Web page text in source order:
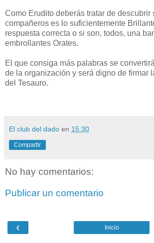
Como Erudito deberás tratar de descubrir
compañeros es lo suficientemente
respuesta correcta o si son, todos, una
embrollantes Orates.
El que consiga más palabras se
de la organización y será digno de firmar
del Tesauro.
El club del dado en 15:30
Compartir
No hay comentarios:
Publicar un comentario
‹ Inicio